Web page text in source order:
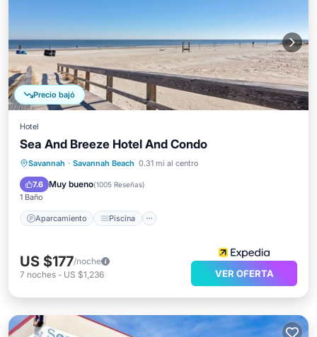
Precio bajó
Hotel
Sea And Breeze Hotel And Condo
Savannah · Savannah Beach 0.31 mi al centro
7.6 Muy bueno(1005 Reseñas)
1 Baño
Aparcamiento Piscina
Aparcamiento
Piscina
Balcón/Terraza
US $177/noche
7 noches - US $1,236 VER OFERTA